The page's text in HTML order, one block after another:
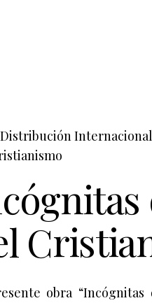
Distribución Internacional
obra